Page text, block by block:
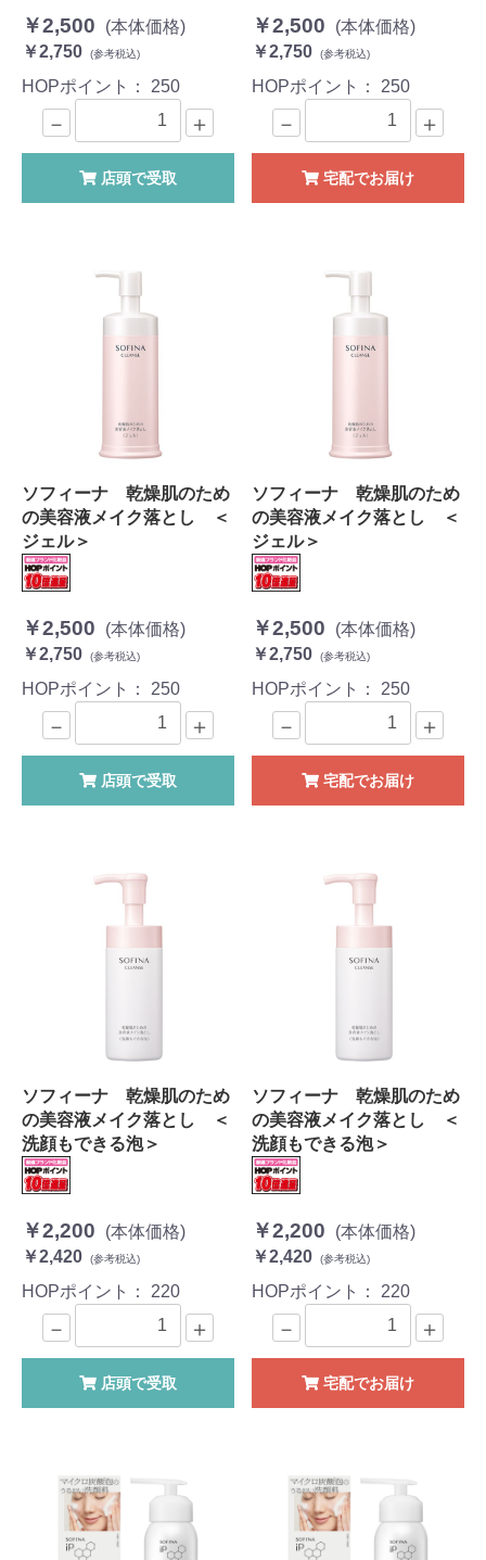
￥2,500
(本体価格)
￥2,750
(参考税込)
HOPポイント： 250
－ ＋
店頭で受取
￥2,500
(本体価格)
￥2,750
(参考税込)
HOPポイント： 250
－ ＋
宅配でお届け
ソフィーナ 乾燥肌のため
の美容液メイク落とし ＜
ジェル＞
￥2,500
(本体価格)
￥2,750
(参考税込)
HOPポイント： 250
－ ＋
店頭で受取
ソフィーナ 乾燥肌のため
の美容液メイク落とし ＜
ジェル＞
￥2,500
(本体価格)
￥2,750
(参考税込)
HOPポイント： 250
－ ＋
宅配でお届け
ソフィーナ 乾燥肌のため
の美容液メイク落とし ＜
洗顔もできる泡＞
￥2,200
(本体価格)
￥2,420
(参考税込)
HOPポイント： 220
－ ＋
店頭で受取
ソフィーナ 乾燥肌のため
の美容液メイク落とし ＜
洗顔もできる泡＞
￥2,200
(本体価格)
￥2,420
(参考税込)
HOPポイント： 220
－ ＋
宅配でお届け